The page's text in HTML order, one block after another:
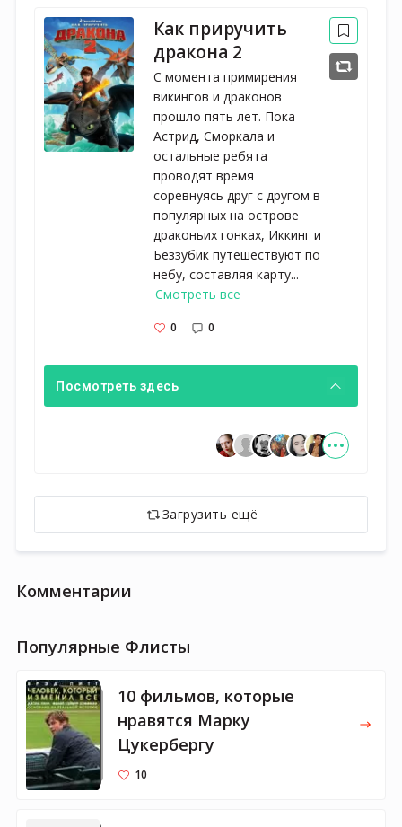
Как приручить
дракона 2
С момента примирения
викингов и драконов
прошло пять лет. Пока
Астрид, Сморкала и
остальные ребята
проводят время
соревнуясь друг с другом в
популярных на острове
драконьих гонках, Иккинг и
Беззубик путешествуют по
небу, составляя карту...
Смотреть все
0 0
Посмотреть здесь
Загрузить ещё
Комментарии
Популярные Флисты
10 фильмов, которые
нравятся Марку
Цукербергу
10